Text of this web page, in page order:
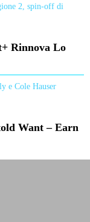
Rinnova Lo
Want – Earn